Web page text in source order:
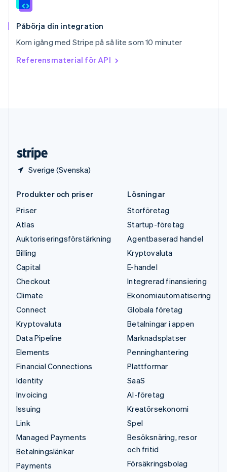
Påbörja din integration
Kom igång med Stripe på så lite som 10 minuter
Referensmaterial för API
Sverige (Svenska)
Sverige
SvenskaEnglish
ไทยEnglish
English
Produkter och priser
Priser
Atlas
Auktoriseringsförstärkning
Billing
Capital
Checkout
Climate
Connect
Kryptovaluta
Data Pipeline
Elements
Financial Connections
Identity
Invoicing
Issuing
Link
Managed Payments
Betalningslänkar
Payments
Lösningar
Storföretag
Startup-företag
Agentbaserad handel
Kryptovaluta
E-handel
Integrerad finansiering
Ekonomiautomatisering
Globala företag
Betalningar i appen
Marknadsplatser
Penninghantering
Plattformar
SaaS
AI-företag
Kreatörsekonomi
Spel
Besöksnäring, resor
och fritid
Försäkringsbolag